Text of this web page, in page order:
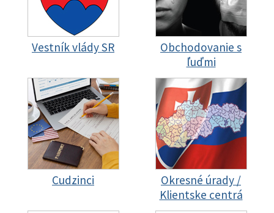
Vestník vlády SR
Obchodovanie s
ľuďmi
Cudzinci
Okresné úrady /
Klientske centrá